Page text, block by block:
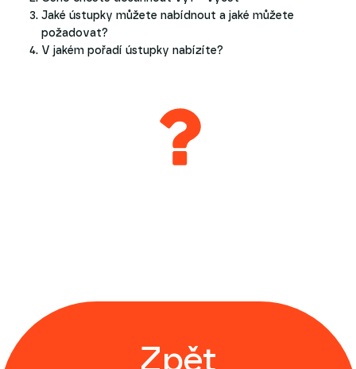
Jaké ústupky můžete nabídnout a jaké můžete
požadovat?
V jakém pořadí ústupky nabízíte?
Zpět